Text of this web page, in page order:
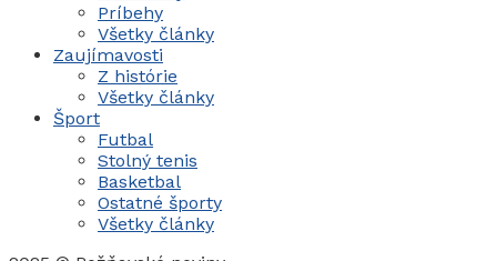
Príbehy
Všetky články
Zaujímavosti
Z histórie
Všetky články
Šport
Futbal
Stolný tenis
Basketbal
Ostatné športy
Všetky články